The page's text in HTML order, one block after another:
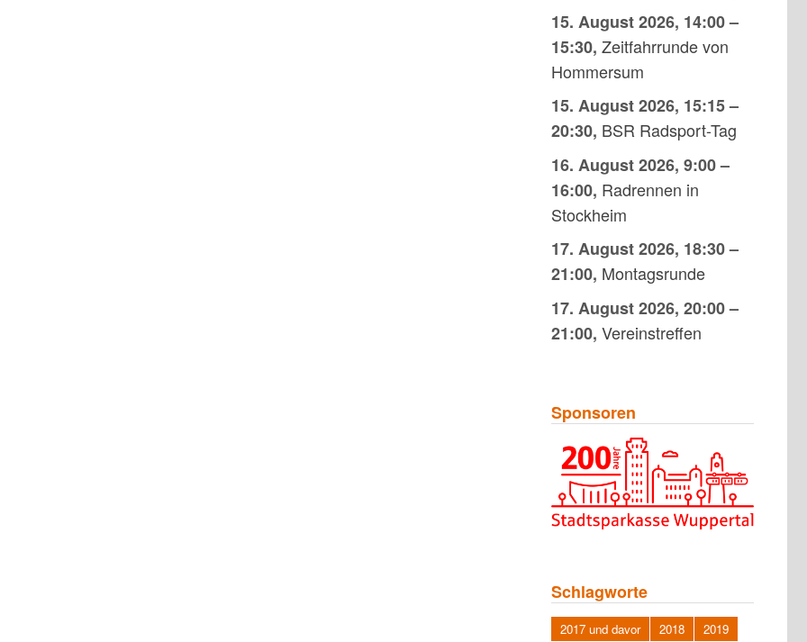
15. August 2026, 14:00–
15:30, Zeitfahrrunde von
Hommersum
15. August 2026, 15:15–
20:30, BSR Radsport-Tag
16. August 2026, 9:00–
16:00, Radrennen in
Stockheim
17. August 2026, 18:30–
21:00, Montagsrunde
17. August 2026, 20:00–
21:00, Vereinstreffen
Sponsoren
Schlagworte
2017 und davor 2018 2019